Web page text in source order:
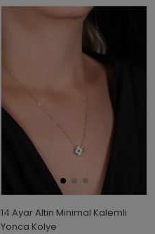
14 Ayar Altın Minimal Kalemli
Yonca Kolye